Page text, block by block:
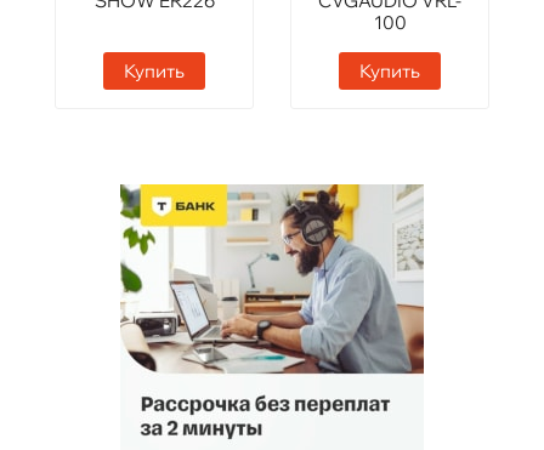
Купить
100
Купить